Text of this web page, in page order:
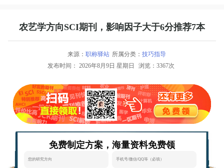
农艺学方向SCI期刊，影响因子大于6分推荐7本
来源： 职称驿站 所属分类： 技巧指导
发布时间： 2026年8月9日 星期日 浏览：3367次
免费制定方案，海量资料免费领